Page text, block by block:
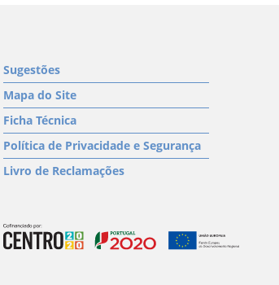
Sugestões
Mapa do Site
Ficha Técnica
Política de Privacidade e Segurança
Livro de Reclamações